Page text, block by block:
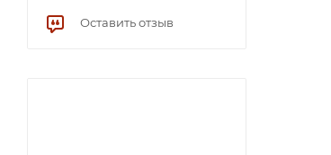
Оставить отзыв